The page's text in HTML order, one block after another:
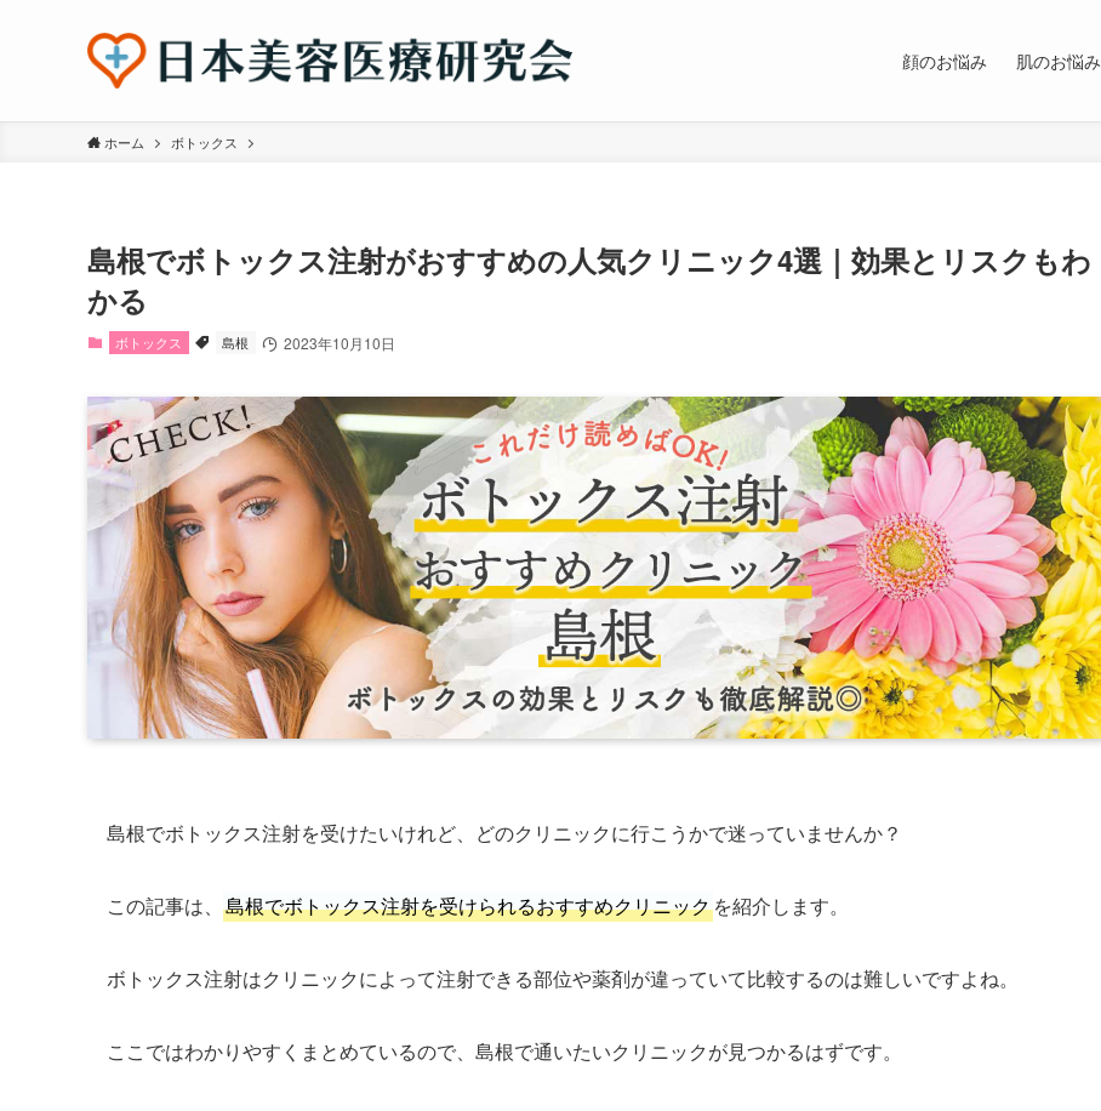
顔のお悩み 肌のお悩み
ホーム ボトックス
島根でボトックス注射がおすすめの人気クリニック4選｜効果とリスクもわ
かる
ボトックス 島根 2023年10月10日
島根でボトックス注射を受けたいけれど、どのクリニックに行こうかで迷っていませんか？
この記事は、 島根でボトックス注射を受けられるおすすめクリニックを紹介します。
ボトックス注射はクリニックによって注射できる部位や薬剤が違っていて比較するのは難しいですよね。
ここではわかりやすくまとめているので、島根で通いたいクリニックが見つかるはずです。